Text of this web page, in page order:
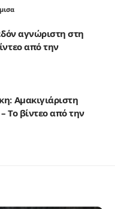
αγνώριστη στη
από την
Αμακιγιάριστη
Το βίντεο από την